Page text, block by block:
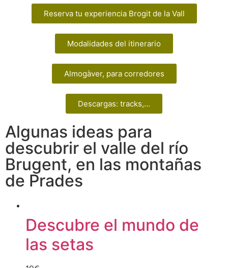
Reserva tu experiencia Brogit de la Vall
Modalidades del itinerario
Almogàver, para corredores
Descargas: tracks,...
Algunas ideas para
descubrir el valle del río
Brugent, en las montañas
de Prades
Descubre el mundo de
las setas